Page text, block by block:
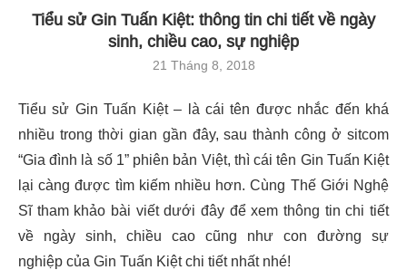
Tiểu sử Gin Tuấn Kiệt: thông tin chi tiết về ngày
sinh, chiều cao, sự nghiệp
21 Tháng 8, 2018
Tiểu sử Gin Tuấn Kiệt – là cái tên được nhắc đến khá
nhiều trong thời gian gần đây, sau thành công ở sitcom
“Gia đình là số 1” phiên bản Việt, thì cái tên Gin Tuấn Kiệt
lại càng được tìm kiếm nhiều hơn. Cùng Thế Giới Nghệ
Sĩ tham khảo bài viết dưới đây để xem thông tin chi tiết
về ngày sinh, chiều cao cũng như con đường sự
nghiệp của Gin Tuấn Kiệt chi tiết nhất nhé!